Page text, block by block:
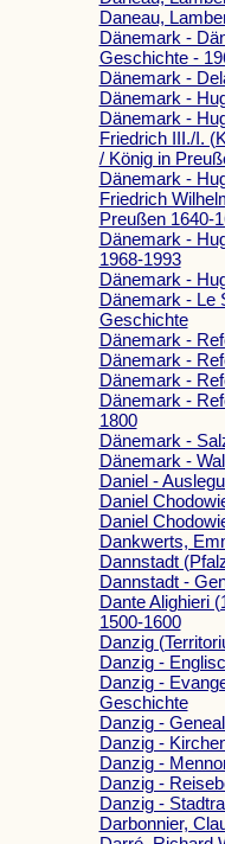
Daneau,
Dänemark -
Geschichte -
Dänemark -
Dänemark -
Dänemark -
Friedrich III./I.
/ König in
Dänemark -
Friedrich
Preußen 1640-
Dänemark -
1968-1993
Dänemark -
Dänemark - Le
Geschichte
Dänemark -
Dänemark -
Dänemark -
Dänemark -
1800
Dänemark -
Dänemark -
Daniel -
Daniel
Daniel
Dankwerts,
Dannstadt
Dannstadt -
Dante Alighieri
1500-1600
Danzig
Danzig -
Danzig -
Geschichte
Danzig -
Danzig -
Danzig -
Danzig -
Danzig -
Darbonnier,